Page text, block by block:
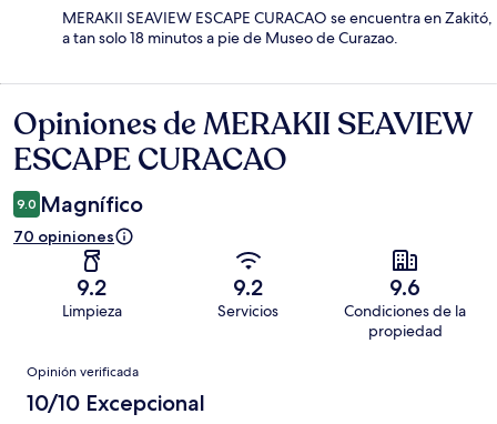
MERAKII SEAVIEW ESCAPE CURACAO se encuentra en Zakitó,
a tan solo 18 minutos a pie de Museo de Curazao.
Opiniones
Opiniones de MERAKII SEAVIEW
ESCAPE CURACAO
9.0 Magnífico
70 opiniones
9.2
Limpieza
9.2
Servicios
9.6
Condiciones de la
propiedad
Opiniones
Opinión verificada
10/10 Excepcional